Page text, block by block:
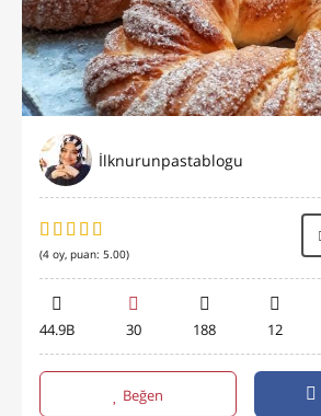
İlknurunpastablogu
(4 oy, puan: 5.00)
44.9B 30 188 12
Beğen